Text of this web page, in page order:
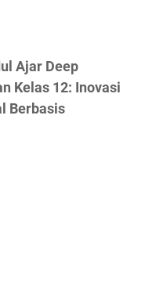
Ajar Deep
Kelas 12: Inovasi
Berbasis